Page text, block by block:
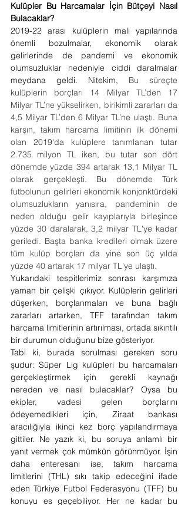
Kulüpler Bu Harcamalar İçin Bütçeyi Nasıl
Bulacaklar?
2019-22 arası kulüplerin mali yapılarında
önemli bozulmalar, ekonomik olarak
gelirlerinde de pandemi ve ekonomik
olumsuzluklar nedeniyle ciddi daralmalar
meydana geldi. Nitekim, Bu süreçte
kulüplerin borçları 14 Milyar TL’den 17
Milyar TL’ne yükselirken, birikimli zararları da
4,5 Milyar TL’den 6 Milyar TL’ne ulaştı. Buna
karşın, takım harcama limitinin ilk dönemi
olan 2019'da kulüplere tanımlanan tutar
2.735 milyon TL iken, bu tutar son dört
dönemde yüzde 394 artarak 13,1 Milyar TL
olarak gerçekleşti. Bu dönemde Türk
futbolunun gelirleri ekonomik konjonktürdeki
olumsuzlukların yanısıra, pandeminin de
neden olduğu gelir kayıplarıyla birleşince
yüzde 30 daralarak, 3,2 milyar TL'ye kadar
geriledi. Başta banka kredileri olmak üzere
tüm kulüp borçları da yine son üç yılda
yüzde 40 artarak 17 milyar TL'ye ulaştı.
Yukarıdaki tespitlerimiz sonrası karşımıza
yaman bir çelişki çıkıyor. Kulüplerin gelirleri
düşerken, borçlanmaları ve buna bağlı
zararları artarken, TFF tarafından takım
harcama limitlerinin artırılması, ortada sıkıntılı
bir durumun olduğunu bize gösteriyor.
Tabi ki, burada sorulması gereken soru
şudur: Süper Lig kulüpleri bu harcamaları
gerçekleştirmek için gerekli kaynağı
nereden ve nasıl bulacaklar? Oysa bu
ekipler, vadesi gelen borçlarını
ödeyemedikleri için, Ziraat bankası
aracılığıyla ikinci kez borç yapılandırmaya
gittiler. Ne yazık ki, bu soruya anlamlı bir
yanıt vermek çok mümkün görünmüyor. İşin
daha enteresanı ise, takım harcama
limitlerini (THL) sıkı takip edeceğini ifade
eden Türkiye Futbol Federasyonu (TFF) bu
konuyu es geçebiliyor. Her ne kadar bu